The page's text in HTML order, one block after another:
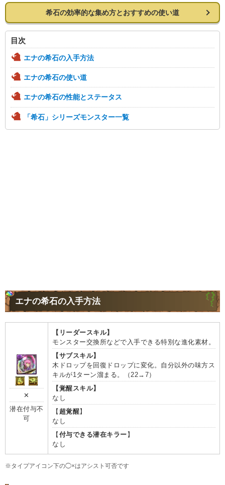
希石の効率的な集め方とおすすめの使い道
目次
エナの希石の入手方法
エナの希石の使い道
エナの希石の性能とステータス
「希石」シリーズモンスター一覧
エナの希石の入手方法
✕
潜在付与不
可
【リーダースキル】
モンスター交換所などで入手できる特別な進化素材。
【サブスキル】
木ドロップを回復ドロップに変化。自分以外の味方ス
キルが1ターン溜まる。（22→7）
【覚醒スキル】
なし
【 超覚醒】
なし
【 付与できる潜在キラー 】
なし
※タイプアイコン下の◯×はアシスト可否です